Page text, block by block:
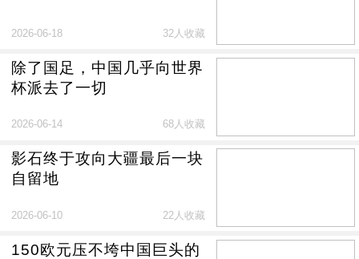
2026-06-18 32人收藏
除了国足，中国几乎向世界
杯派去了一切
2026-06-14 68人收藏
影石终于攻向大疆最后一块
自留地
2026-06-10 22人收藏
150欧元压不垮中国巨头的